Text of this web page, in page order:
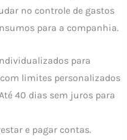
no controle de gastos
para a companhia.
para
limites personalizados
40 dias sem juros para
e pagar contas.